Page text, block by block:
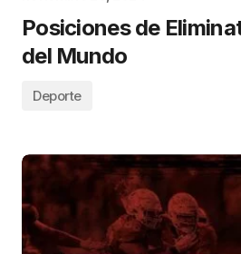
Posiciones de
del Mundo
Deporte